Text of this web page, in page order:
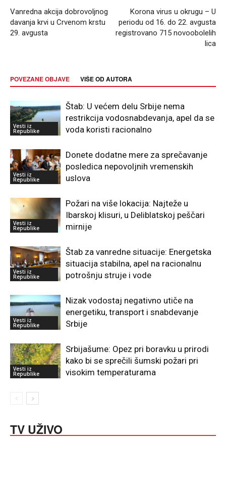
Vanredna akcija dobrovoljnog
davanja krvi u Crvenom krstu
29. avgusta
Korona virus u okrugu – U
periodu od 16. do 22. avgusta
registrovano 715 novoobolelih
lica
POVEZANE OBJAVE VIŠE OD AUTORA
Vesti iz
Republike
Štab: U većem delu Srbije nema
restrikcija vodosnabdevanja, apel da se
voda koristi racionalno
Vesti iz
Republike
Donete dodatne mere za sprečavanje
posledica nepovoljnih vremenskih
uslova
Vesti iz
Republike
Požari na više lokacija: Najteže u
Ibarskoj klisuri, u Deliblatskoj peščari
mirnije
Vesti iz
Republike
Štab za vanredne situacije: Energetska
situacija stabilna, apel na racionalnu
potrošnju struje i vode
Vesti iz
Republike
Nizak vodostaj negativno utiče na
energetiku, transport i snabdevanje
Srbije
Vesti iz
Republike
Srbijašume: Opez pri boravku u prirodi
kako bi se sprečili šumski požari pri
visokim temperaturama
TV UŽIVO